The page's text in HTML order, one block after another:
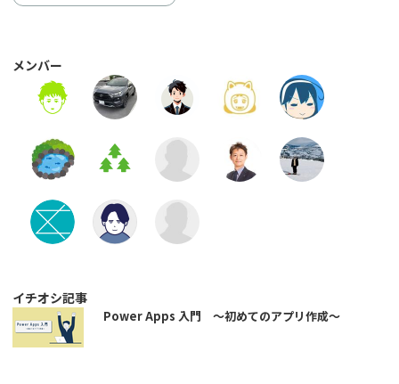
メンバー
イチオシ記事
Power Apps 入門 ～初めてのアプリ作成～